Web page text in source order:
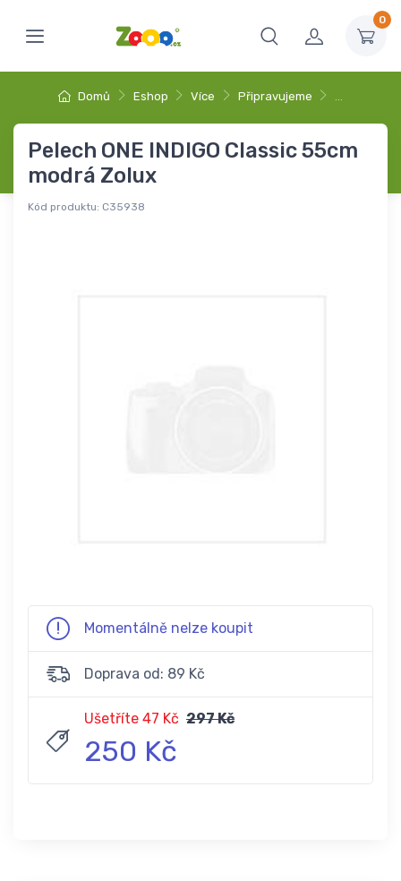
0
Domů Eshop Více Připravujeme …
Pelech ONE INDIGO Classic 55cm
modrá Zolux
Kód produktu: C35938
Momentálně nelze koupit
Doprava od: 89 Kč
Ušetříte 47 Kč 297 Kč
250 Kč